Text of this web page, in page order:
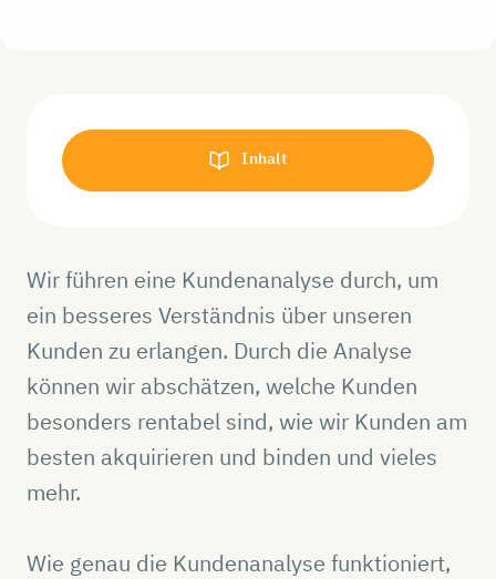
Inhalt
Wir führen eine Kundenanalyse durch, um
ein besseres Verständnis über unseren
Kunden zu erlangen. Durch die Analyse
können wir abschätzen, welche Kunden
besonders rentabel sind, wie wir Kunden am
besten akquirieren und binden und vieles
mehr.
Wie genau die Kundenanalyse funktioniert,